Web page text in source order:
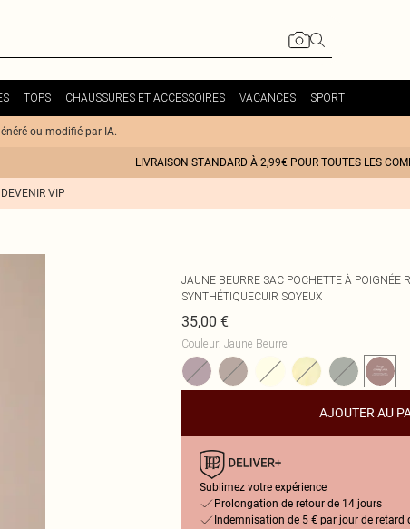
TOPS CHAUSSURES ET ACCESSOIRES VACANCES SPORT
ou modifié par IA.
LIVRAISON STANDARD À 2,99€ POUR TOUTES LES
VIP
JAUNE BEURRE SAC POCHETTE À POIGNÉE
SYNTHÉTIQUECUIR SOYEUX
35,00 €
Couleur: Jaune Beurre
AJOUTER AU
Sublimez votre expérience
Prolongation de retour de 14 jours
Indemnisation de 5 € par jour de retard